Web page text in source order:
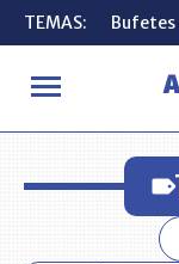
TEMAS: Bufetes
INICIO Tiger
TEMAS: Bufetes